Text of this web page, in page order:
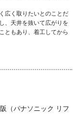
広く取りたいとのことだ
、天井を抜いて広がりを
ともあり、着工してから
（パナソニック リフ